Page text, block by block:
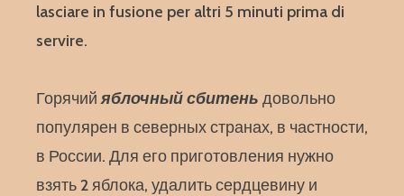
lasciare in fusione per altri 5 minuti prima di
servire.
Горячийяблочный сбитень довольно
популярен в северных странах, в частности,
в России. Для его приготовления нужно
взять 2 яблока, удалить сердцевину и